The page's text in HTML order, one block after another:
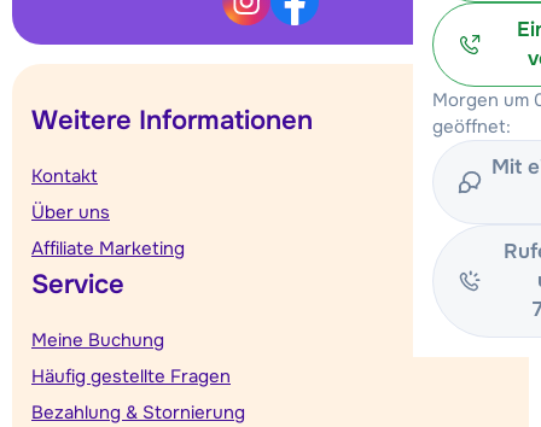
Morgen um
geöffnet:
Mit
Weitere Informationen
Kontakt
Über uns
Affiliate Marketing
Service
Meine Buchung
Häufig gestellte Fragen
Bezahlung & Stornierung